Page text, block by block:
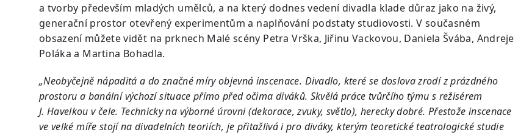
a tvorby především mladých umělců, a na který dodnes vedení divadla klade důraz jako na živý,
generační prostor otevřený experimentům a naplňování podstaty studiovosti. V současném
obsazení můžete vidět na prknech Malé scény Petra Vrška, Jiřinu Vackovou, Daniela Švába, Andreje
Poláka a Martina Bohadla.
„Neobyčejně nápaditá a do značné míry objevná inscenace. Divadlo, které se doslova zrodí z prázdného
prostoru a banální výchozí situace přímo před očima diváků. Skvělá práce tvůrčího týmu s režisérem
J. Havelkou v čele. Technicky na výborné úrovni (dekorace, zvuky, světlo), herecky dobré. Přestože inscenace
ve velké míře stojí na divadelních teoriích, je přitažlivá i pro diváky, kterým teoretické teatrologické studie